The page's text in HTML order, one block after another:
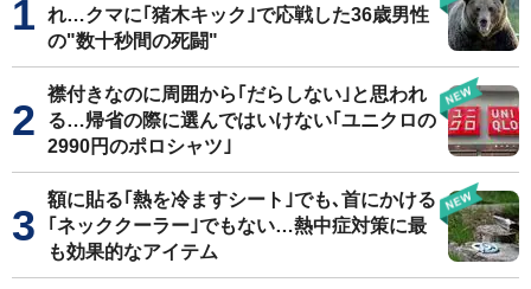
れ…クマに｢猪木キック｣で応戦した36歳男性
の"数十秒間の死闘"
襟付きなのに周囲から｢だらしない｣と思われ
る…帰省の際に選んではいけない｢ユニクロの
2990円のポロシャツ｣
額に貼る｢熱を冷ますシート｣でも､首にかける
｢ネッククーラー｣でもない…熱中症対策に最
も効果的なアイテム